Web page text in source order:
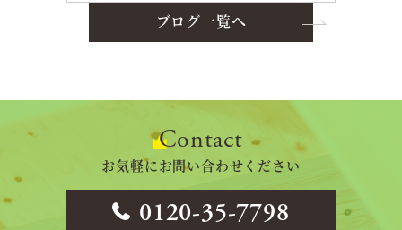
ブログ一覧へ
Contact
お気軽にお問い合わせください
0120-35-7798